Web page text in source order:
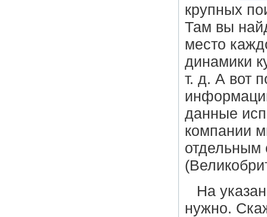
крупных
Там вы
место
динамики
т. д. А вот
данные
компании
На
нужно.